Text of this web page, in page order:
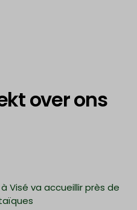
over ons
Visé va accueillir près de